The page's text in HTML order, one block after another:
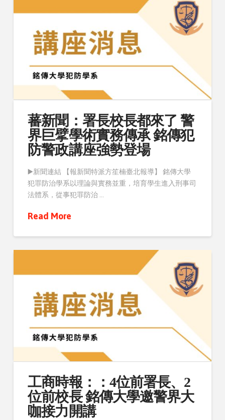
蕃新聞：署長校長都來了 警
界巨擘學術實務傳承 銘傳犯
防警政講座強勢登場
▶️新聞連結 【報新聞特派方笙楠臺北報導】 銘傳大學
犯罪防治學系以理論與實務並重，培育學生進入刑事司
法體系，從事犯罪防治 …
Read More
工商時報：：4位前署長、2
位前校長 銘傳大學邀警界大
咖接力開講